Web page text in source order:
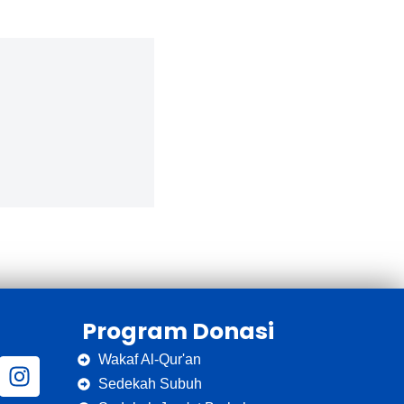
Program Donasi
Wakaf Al-Qur'an
Sedekah Subuh